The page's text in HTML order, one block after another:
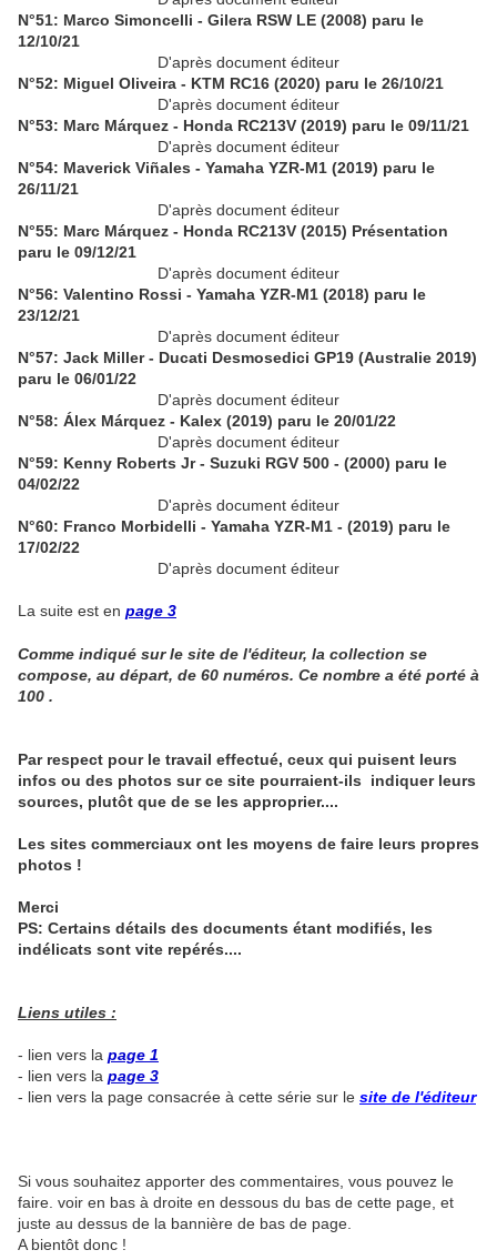
N°51: Marco Simoncelli - Gilera RSW LE (2008) paru le
12/10/21
D'après document éditeur
N°52: Miguel Oliveira - KTM RC16 (2020) paru le 26/10/21
D'après document éditeur
N°53: Marc Márquez - Honda RC213V (2019) paru le 09/11/21
D'après document éditeur
N°54: Maverick Viñales - Yamaha YZR-M1 (2019) paru le
26/11/21
D'après document éditeur
N°55: Marc Márquez - Honda RC213V (2015) Présentation
paru le 09/12/21
D'après document éditeur
N°56: Valentino Rossi - Yamaha YZR-M1 (2018) paru le
23/12/21
D'après document éditeur
N°57: Jack Miller - Ducati Desmosedici GP19 (Australie 2019)
paru le 06/01/22
D'après document éditeur
N°58: Álex Márquez - Kalex (2019) paru le 20/01/22
D'après document éditeur
N°59: Kenny Roberts Jr - Suzuki RGV 500 - (2000) paru le
04/02/22
D'après document éditeur
N°60: Franco Morbidelli - Yamaha YZR-M1 - (2019) paru le
17/02/22
D'après document éditeur
La suite est en page 3
Comme indiqué sur le site de l'éditeur, la collection se
compose, au départ, de 60 numéros. Ce nombre a été porté à
100 .
Par respect pour le travail effectué, ceux qui puisent leurs
infos ou des photos sur ce site pourraient-ils indiquer leurs
sources, plutôt que de se les approprier....
Les sites commerciaux ont les moyens de faire leurs propres
photos !
Merci
PS: Certains détails des documents étant modifiés, les
indélicats sont vite repérés....
Liens utiles :
- lien vers la page 1
- lien vers la page 3
- lien vers la page consacrée à cette série sur le site de l'éditeur
Si vous souhaitez apporter des commentaires, vous pouvez le
faire. voir en bas à droite en dessous du bas de cette page, et
juste au dessus de la bannière de bas de page.
A bientôt donc !